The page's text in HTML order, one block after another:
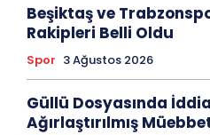
Beşiktaş ve
Rakipleri Belli Oldu
Spor 3 Ağustos 2026
Güllü Dosyasında
Ağırlaştırılmış